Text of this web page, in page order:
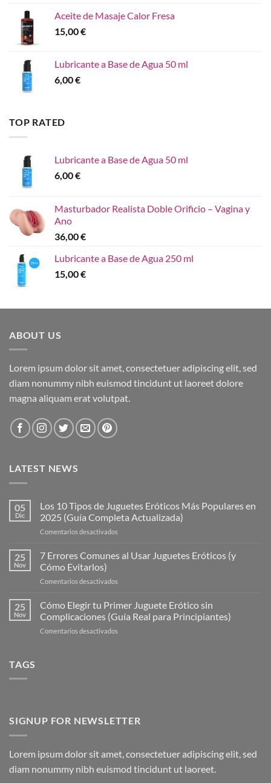
Aceite de Masaje Calor Fresa
15,00€
Lubricante a Base de Agua 50 ml
6,00€
TOP RATED
Lubricante a Base de Agua 50 ml
6,00€
Masturbador Realista Doble Orificio – Vagina y
Ano
36,00€
Lubricante a Base de Agua 250 ml
15,00€
ABOUT US
Lorem ipsum dolor sit amet, consectetuer adipiscing elit, sed
diam nonummy nibh euismod tincidunt ut laoreet dolore
magna aliquam erat volutpat.
LATEST NEWS
05
Dic
Los 10 Tipos de Juguetes Eróticos Más Populares en
2025 (Guía Completa Actualizada)
Comentarios desactivados
Tipos
Más
Populares
25
Nov
7 Errores Comunes al Usar Juguetes Eróticos (y
Cómo Evitarlos)
Comentarios desactivados
Errores
Comunes
al
25
Nov
Cómo Elegir tu Primer Juguete Erótico sin
Complicaciones (Guía Real para Principiantes)
Comentarios desactivados
(Guía
Principiantes)
TAGS
SIGNUP FOR NEWSLETTER
Lorem ipsum dolor sit amet, consectetuer adipiscing elit, sed
diam nonummy nibh euismod tincidunt ut laoreet.